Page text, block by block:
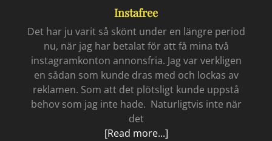
januari
Instafree
Det har ju varit så skönt under en längre period
nu, när jag har betalat för att få mina två
instagramkonton annonsfria. Jag var verkligen
en sådan som kunde dras med och lockas av
reklamen. Som att det plötsligt kunde uppstå
behov som jag inte hade. Naturligtvis inte när
det
[Read more...]Instafree